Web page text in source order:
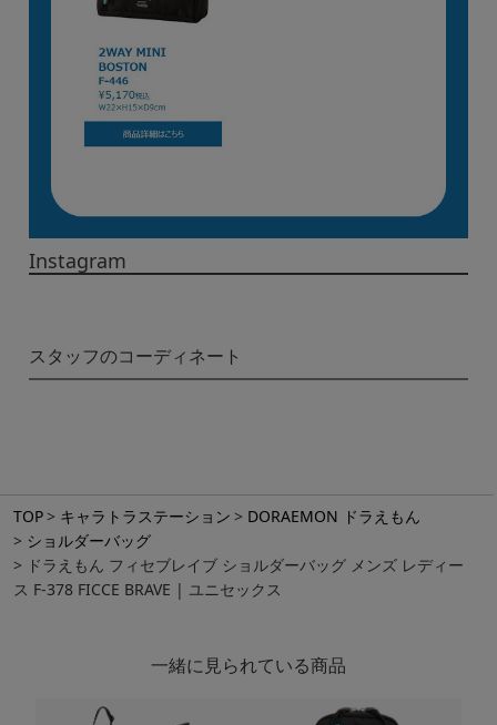
TOP キャラトラステーション
DORAEMON ドラえもん
ショルダーバッグ
ドラえもん フィセブレイブ ショルダーバッグ メンズ レディー
ス F-378 FICCE BRAVE | ユニセックス
Instagram
スタッフのコーディネート
一緒に見られている商品